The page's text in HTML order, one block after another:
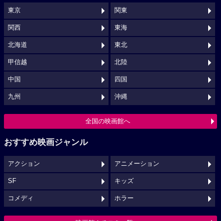
東京 関東
関西 東海
北海道 東北
甲信越 北陸
中国 四国
九州 沖縄
全国の映画館へ
おすすめ映画ジャンル
アクション アニメーション
SF キッズ
コメディ ホラー